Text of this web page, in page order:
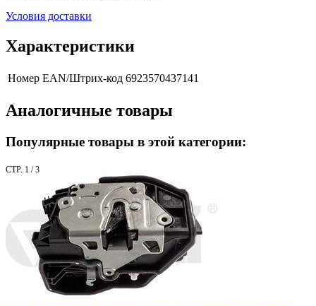
Условия доставки
Характеристики
Номер EAN/Штрих-код 6923570437141
Аналогичные товары
Популярные товары в этой категории:
СТР. 1 / 3